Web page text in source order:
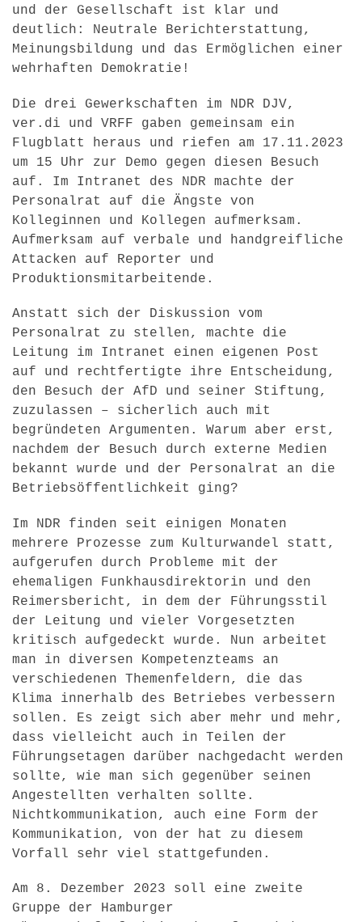
und der Gesellschaft ist klar und
deutlich: Neutrale Berichterstattung,
Meinungsbildung und das Ermöglichen einer
wehrhaften Demokratie!
Die drei Gewerkschaften im NDR DJV,
ver.di und VRFF gaben gemeinsam ein
Flugblatt heraus und riefen am 17.11.2023
um 15 Uhr zur Demo gegen diesen Besuch
auf. Im Intranet des NDR machte der
Personalrat auf die Ängste von
Kolleginnen und Kollegen aufmerksam.
Aufmerksam auf verbale und handgreifliche
Attacken auf Reporter und
Produktionsmitarbeitende.
Anstatt sich der Diskussion vom
Personalrat zu stellen, machte die
Leitung im Intranet einen eigenen Post
auf und rechtfertigte ihre Entscheidung,
den Besuch der AfD und seiner Stiftung,
zuzulassen – sicherlich auch mit
begründeten Argumenten. Warum aber erst,
nachdem der Besuch durch externe Medien
bekannt wurde und der Personalrat an die
Betriebsöffentlichkeit ging?
Im NDR finden seit einigen Monaten
mehrere Prozesse zum Kulturwandel statt,
aufgerufen durch Probleme mit der
ehemaligen Funkhausdirektorin und den
Reimersbericht, in dem der Führungsstil
der Leitung und vieler Vorgesetzten
kritisch aufgedeckt wurde. Nun arbeitet
man in diversen Kompetenzteams an
verschiedenen Themenfeldern, die das
Klima innerhalb des Betriebes verbessern
sollen. Es zeigt sich aber mehr und mehr,
dass vielleicht auch in Teilen der
Führungsetagen darüber nachgedacht werden
sollte, wie man sich gegenüber seinen
Angestellten verhalten sollte.
Nichtkommunikation, auch eine Form der
Kommunikation, von der hat zu diesem
Vorfall sehr viel stattgefunden.
Am 8. Dezember 2023 soll eine zweite
Gruppe der Hamburger